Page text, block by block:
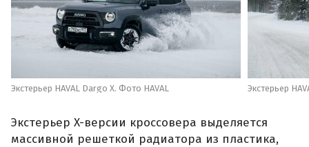
Экстерьер HAVAL Dargo X. Фото HAVAL Экстерьер
Экстерьер X-версии кроссовера выделяется
массивной решеткой радиатора из пластика,